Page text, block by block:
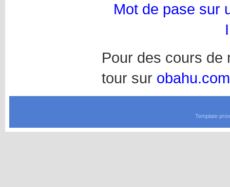
Mot de pase sur
Pour des cours de
tour sur obahu.com
Template